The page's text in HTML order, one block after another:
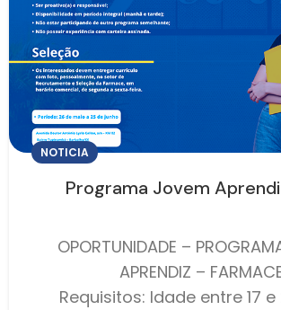
NOTICIA
Programa Jovem
OPORTUNIDADE –
APRENDIZ –
Requisitos: Idade entre 17 e